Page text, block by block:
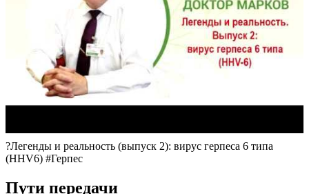
?Легенды и реальность (выпуск 2): вирус герпеса 6 типа
(HHV6) #Герпес
Пути передачи